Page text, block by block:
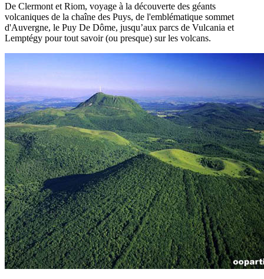
De Clermont et Riom, voyage à la découverte des géants
volcaniques de la chaîne des Puys, de l'emblématique sommet
d'Auvergne, le Puy De Dôme, jusqu’aux parcs de Vulcania et
Lemptégy pour tout savoir (ou presque) sur les volcans.